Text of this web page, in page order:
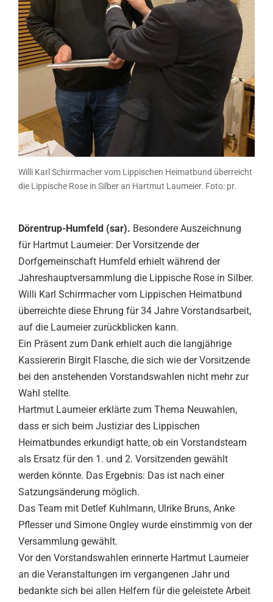
Willi Karl Schirrmacher vom Lippischen Heimatbund überreicht
die Lippische Rose in Silber an Hartmut Laumeier. Foto: pr.
Dörentrup-Humfeld (sar). Besondere Auszeichnung
für Hartmut Laumeier: Der Vorsitzende der
Dorfgemeinschaft Humfeld erhielt während der
Jahreshauptversammlung die Lippische Rose in Silber.
Willi Karl Schirrmacher vom Lippischen Heimatbund
überreichte diese Ehrung für 34 Jahre Vorstandsarbeit,
auf die Laumeier zurückblicken kann.
Ein Präsent zum Dank erhielt auch die langjährige
Kassiererin Birgit Flasche, die sich wie der Vorsitzende
bei den anstehenden Vorstandswahlen nicht mehr zur
Wahl stellte.
Hartmut Laumeier erklärte zum Thema Neuwahlen,
dass er sich beim Justiziar des Lippischen
Heimatbundes erkundigt hatte, ob ein Vorstandsteam
als Ersatz für den 1. und 2. Vorsitzenden gewählt
werden könnte. Das Ergebnis: Das ist nach einer
Satzungsänderung möglich.
Das Team mit Detlef Kuhlmann, Ulrike Bruns, Anke
Pflesser und Simone Ongley wurde einstimmig von der
Versammlung gewählt.
Vor den Vorstandswahlen erinnerte Hartmut Laumeier
an die Veranstaltungen im vergangenen Jahr und
bedankte sich bei allen Helfern für die geleistete Arbeit